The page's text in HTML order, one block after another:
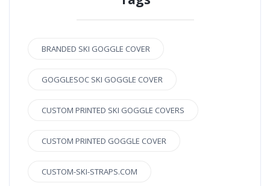
BRANDED SKI GOGGLE COVER
GOGGLESOC SKI GOGGLE COVER
CUSTOM PRINTED SKI GOGGLE COVERS
CUSTOM PRINTED GOGGLE COVER
CUSTOM-SKI-STRAPS.COM